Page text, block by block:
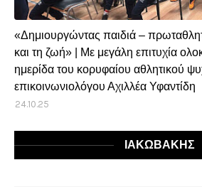
«Δημιουργώντας παιδιά –
και τη ζωή» | Με μεγάλη επιτυχία
ημερίδα του κορυφαίου αθλητικού
επικοινωνιολόγου Αχιλλέα Υφαντίδη
24.10.25
ΙΑΚΩΒΑΚΗΣ